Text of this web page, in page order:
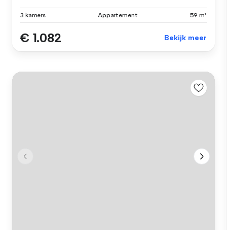
3 kamers Appartement 59 m²
€ 1.082 Bekijk meer